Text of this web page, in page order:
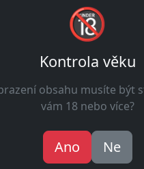
energická
16 km
Čau!
🔞
Kontrola věku
obsahu musíte být
vám 18 nebo více?
Ano Ne